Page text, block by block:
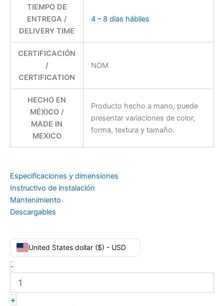
TIEMPO DE
ENTREGA /
DELIVERY TIME
4 – 8 días hábiles
CERTIFICACIÓN
/
CERTIFICATION
NOM
HECHO EN
MÉXICO /
MADE IN
MEXICO
Producto hecho a mano, puede
presentar variaciones de color,
forma, textura y tamaño.
Especificaciones y dimensiones
Instructivo de instalación
Mantenimiento
Descargables
United States dollar ($) - USD
-
+